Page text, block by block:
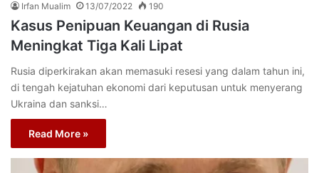
Irfan Mualim 13/07/2022 190
Kasus Penipuan Keuangan di Rusia
Meningkat Tiga Kali Lipat
Rusia diperkirakan akan memasuki resesi yang dalam tahun ini,
di tengah kejatuhan ekonomi dari keputusan untuk menyerang
Ukraina dan sanksi…
Read More »